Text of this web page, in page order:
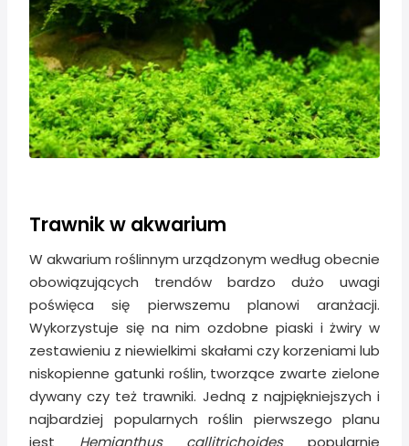
Trawnik w akwarium
W akwarium roślinnym urządzonym według obecnie
obowiązujących trendów bardzo dużo uwagi
poświęca się pierwszemu planowi aranżacji.
Wykorzystuje się na nim ozdobne piaski i żwiry w
zestawieniu z niewielkimi skałami czy korzeniami lub
niskopienne gatunki roślin, tworzące zwarte zielone
dywany czy też trawniki. Jedną z najpiękniejszych i
najbardziej popularnych roślin pierwszego planu